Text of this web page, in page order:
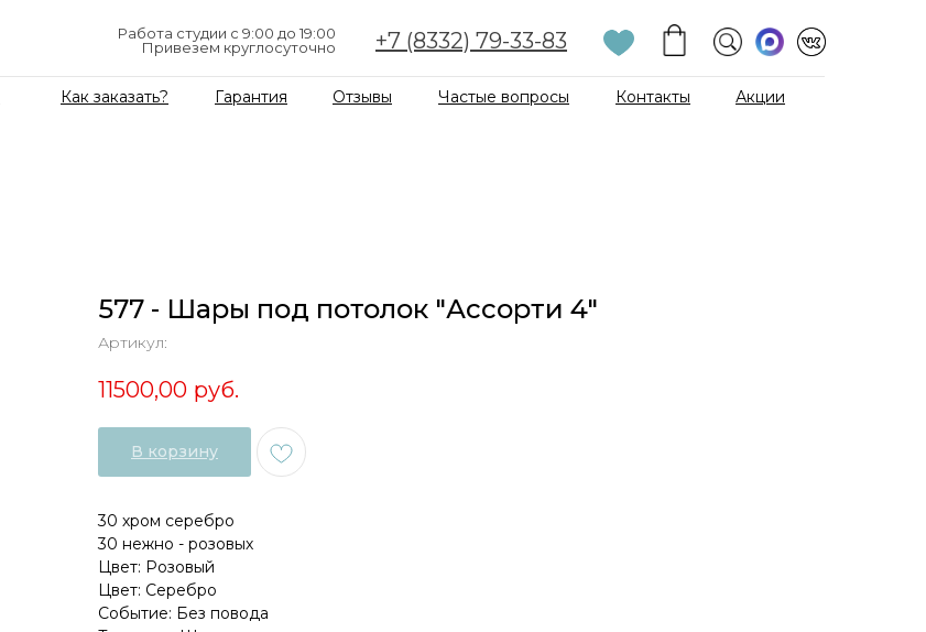
+7 (8332) 79-33-83
Работа студии с 9:00 до 19:00
Привезем круглосуточно
Как заказать? Гарантия Отзывы Частые вопросы Контакты Акции
577 - Шары под потолок "Ассорти 4"
Артикул:
11500,00 руб.
В корзину
30 хром серебро
30 нежно - розовых
Цвет: Розовый
Цвет: Серебро
Событие: Без повода